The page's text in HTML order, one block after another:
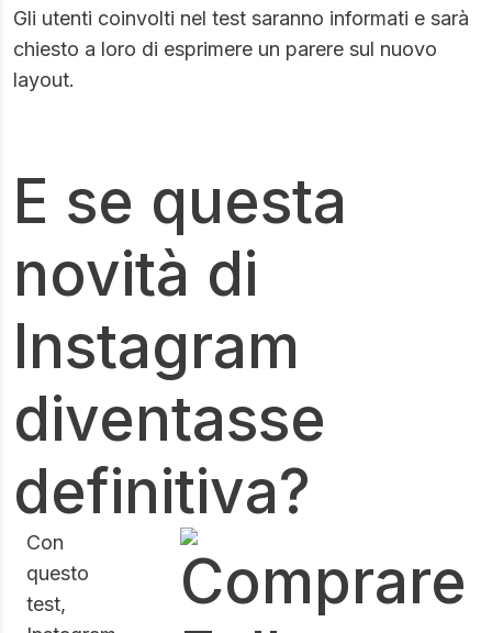
Gli utenti coinvolti nel test saranno informati e sarà
chiesto a loro di esprimere un parere sul nuovo
layout.
E se questa
novità di
Instagram
diventasse
definitiva?
Con
questo
test,